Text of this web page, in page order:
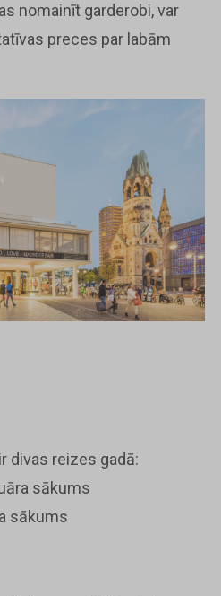
nomainīt garderobi, var
preces par labām
divas reizes gadā:
sākums
sākums